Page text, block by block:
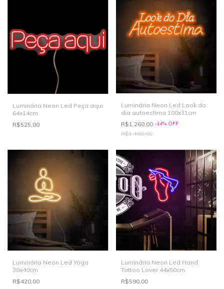
Luminária Neon Led Peça aqui
64x14cm
R$525,00
Luminária Neon Led Look do
dia autoestima 100x31cm
R$1.260,00 -14% OFF
R$1.460,00
Luminária Neon Led Yoga
38x40cm
R$420,00
Luminária Neon Led Hand
Tattoo Lover 44x50cm
R$590,00